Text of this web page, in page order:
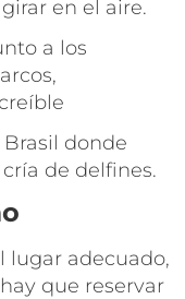
en el aire.
a los
donde
de delfines.
lugar adecuado,
que reservar